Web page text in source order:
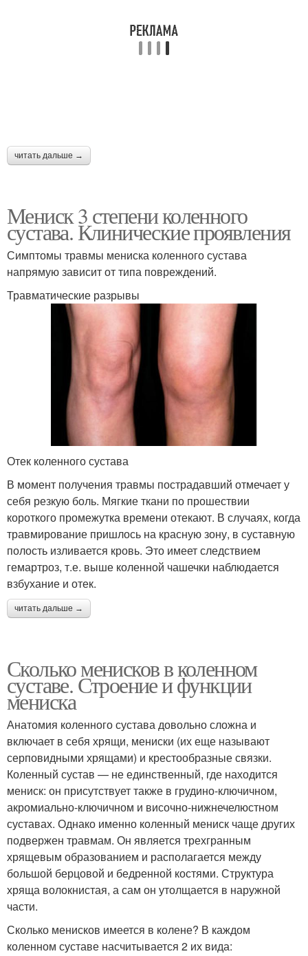
читать дальше →
Мениск 3 степени коленного
сустава. Клинические проявления
Симптомы травмы мениска коленного сустава
напрямую зависит от типа повреждений.
Травматические разрывы
Отек коленного сустава
В момент получения травмы пострадавший отмечает у
себя резкую боль. Мягкие ткани по прошествии
короткого промежутка времени отекают. В случаях, когда
травмирование пришлось на красную зону, в суставную
полость изливается кровь. Это имеет следствием
гемартроз, т.е. выше коленной чашечки наблюдается
взбухание и отек.
читать дальше →
Сколько менисков в коленном
суставе. Строение и функции
мениска
Анатомия коленного сустава довольно сложна и
включает в себя хрящи, мениски (их еще называют
серповидными хрящами) и крестообразные связки.
Коленный сустав — не единственный, где находится
мениск: он присутствует также в грудино-ключичном,
акромиально-ключичном и височно-нижнечелюстном
суставах. Однако именно коленный мениск чаще других
подвержен травмам. Он является трехгранным
хрящевым образованием и располагается между
большой берцовой и бедренной костями. Структура
хряща волокнистая, а сам он утолщается в наружной
части.
Сколько менисков имеется в колене? В каждом
коленном суставе насчитывается 2 их вида: